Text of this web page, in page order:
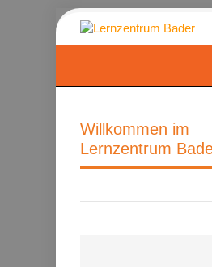
Willkommen im
Lernzentrum